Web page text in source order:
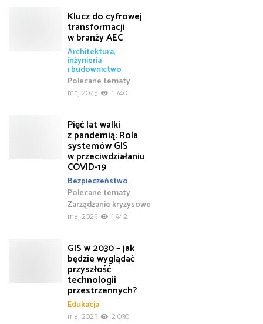
Klucz do cyfrowej
transformacji
w branży AEC
Architektura,
inżynieria
i budownictwo
Polecane tematy
maj 2025
1 740
Pięć lat walki
z pandemią: Rola
systemów GIS
w przeciwdziałaniu
COVID-19
Bezpieczeństwo
Polecane tematy
Zarządzanie kryzysowe
maj 2025
1 942
GIS w 2030 – jak
będzie wyglądać
przyszłość
technologii
przestrzennych?
Edukacja
maj 2025
2 030